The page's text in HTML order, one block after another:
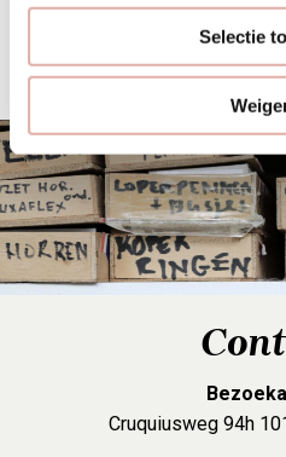
Selectie
Leerling Monteur
binnenzonwering
Cruquiusweg 94h